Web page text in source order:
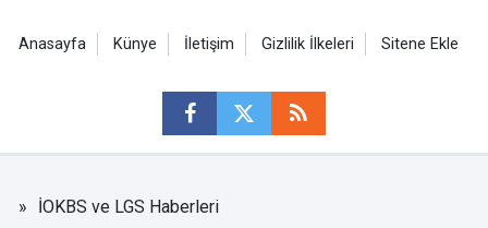
Anasayfa Künye İletişim Gizlilik İlkeleri Sitene Ekle
İOKBS ve LGS Haberleri